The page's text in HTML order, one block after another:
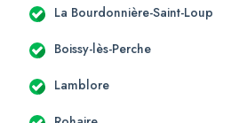
La Bourdonnière-Saint-Loup
Boissy-lès-Perche
Lamblore